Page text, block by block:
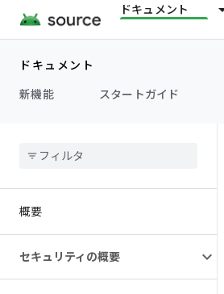
ドキュメント
ドキュメント
新機能
スタートガイド
概要
セキュリティの概要